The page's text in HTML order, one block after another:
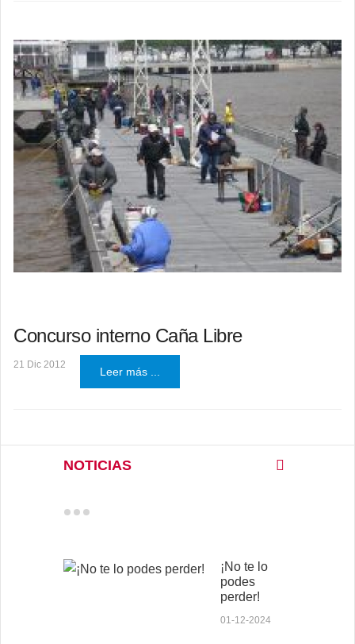
Concurso interno Caña Libre
21 Dic 2012
Leer más ...
NOTICIAS
¡No te lo
podes
perder!
01-12-2024